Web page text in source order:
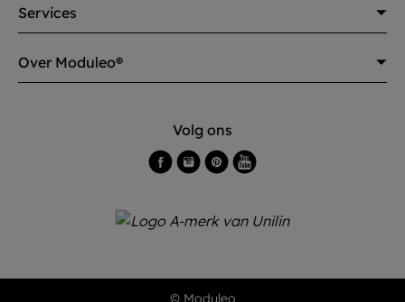
Services
Over Moduleo®
Volg ons
© Moduleo